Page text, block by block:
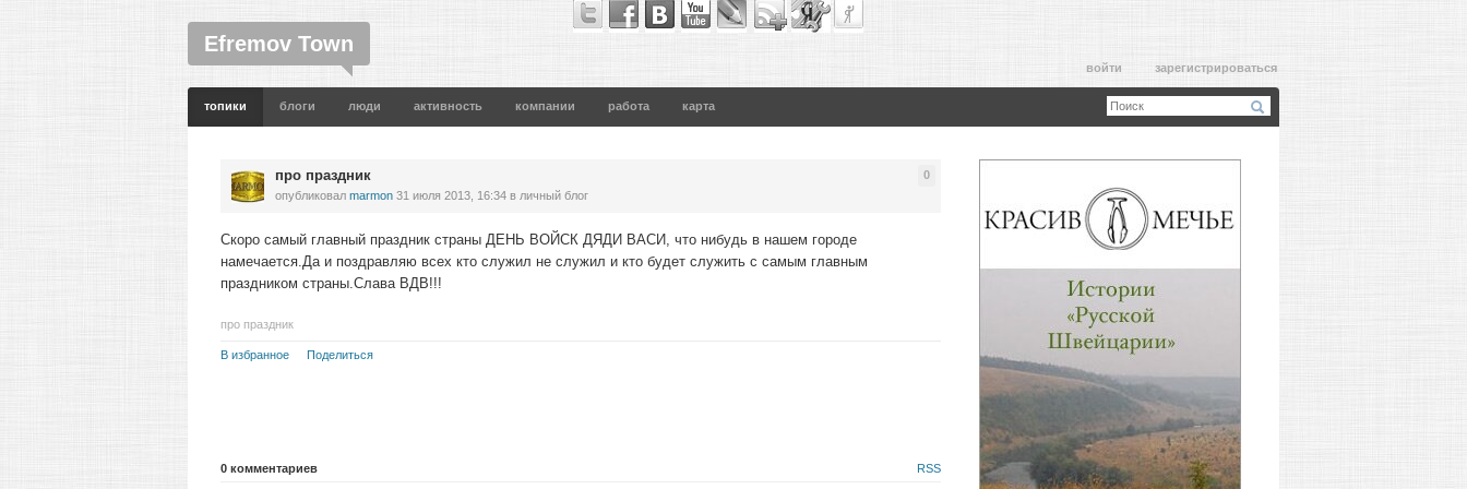
Efremov Town
войти зарегистрироваться
топики блоги люди активность компании работа карта
про праздник
опубликовал marmon 31 июля 2013, 16:34 в личный блог
0
Скоро самый главный праздник страны ДЕНЬ ВОЙСК ДЯДИ ВАСИ, что нибудь в нашем городе
намечается.Да и поздравляю всех кто служил не служил и кто будет служить с самым главным
праздником страны.Слава ВДВ!!!
про праздник
В избранное Поделиться
0 комментариев RSS